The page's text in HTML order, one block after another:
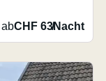
abCHF 63/Nacht